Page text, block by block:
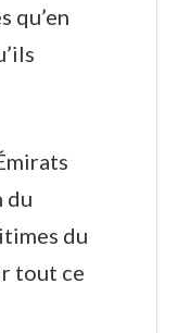
qu’en
du
du
tout ce